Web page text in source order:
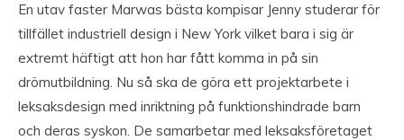
En utav faster Marwas bästa kompisar Jenny studerar för
tillfället industriell design i New York vilket bara i sig är
extremt häftigt att hon har fått komma in på sin
drömutbildning. Nu så ska de göra ett projektarbete i
leksaksdesign med inriktning på funktionshindrade barn
och deras syskon. De samarbetar med leksaksföretaget